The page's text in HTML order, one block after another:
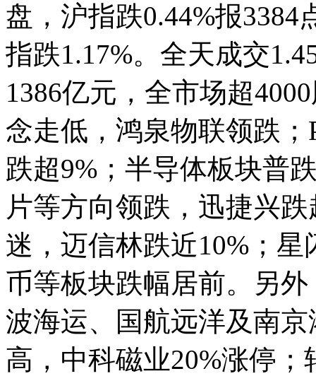
盘，沪指跌0.44%报3384
指跌1.17%。全天成交
1386亿元，全市场超
念走低，鸿泉物联领跌
跌超9%；半导体板块普
片等方向领跌，迅捷兴
迷，迈信林跌近10%；
币等板块跌幅居前。另
波海运、国航远洋及南
高，中科磁业20%涨停